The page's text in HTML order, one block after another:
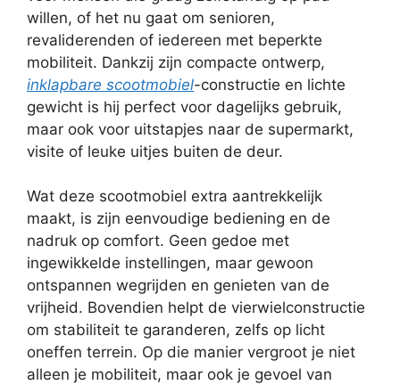
willen, of het nu gaat om senioren,
revaliderenden of iedereen met beperkte
mobiliteit. Dankzij zijn compacte ontwerp,
inklapbare scootmobiel-constructie en lichte
gewicht is hij perfect voor dagelijks gebruik,
maar ook voor uitstapjes naar de supermarkt,
visite of leuke uitjes buiten de deur.
Wat deze scootmobiel extra aantrekkelijk
maakt, is zijn eenvoudige bediening en de
nadruk op comfort. Geen gedoe met
ingewikkelde instellingen, maar gewoon
ontspannen wegrijden en genieten van de
vrijheid. Bovendien helpt de vierwielconstructie
om stabiliteit te garanderen, zelfs op licht
oneffen terrein. Op die manier vergroot je niet
alleen je mobiliteit, maar ook je gevoel van